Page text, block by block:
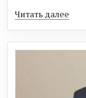
Читать далее